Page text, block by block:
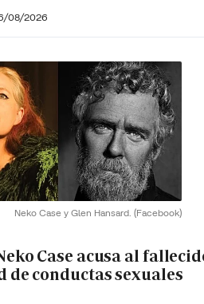
08/2026
Neko Case y Glen Hansard. (Facebook)
Case acusa al
de conductas sexuales